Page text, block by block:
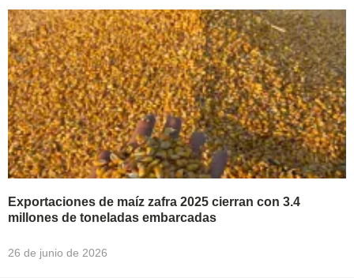
Exportaciones de maíz zafra 2025 cierran con 3.4
millones de toneladas embarcadas
26 de junio de 2026